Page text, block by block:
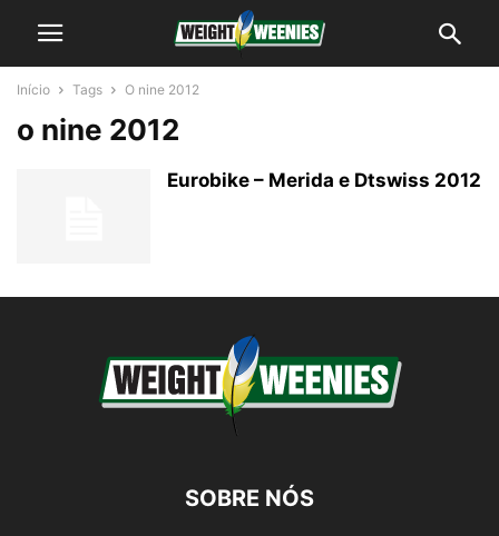
Início Tags O nine 2012
o nine 2012
Eurobike – Merida e Dtswiss 2012
SOBRE NÓS